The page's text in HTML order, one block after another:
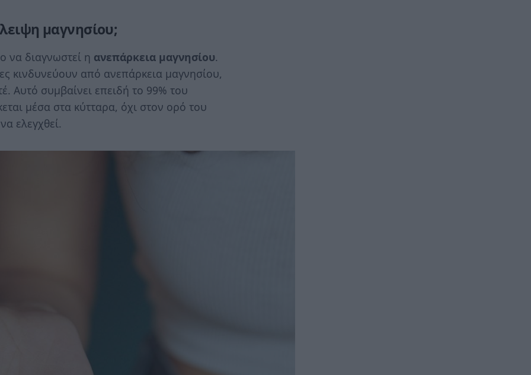
μαγνησίου;
να διαγνωστεί η ανεπάρκεια μαγνησίου.
κινδυνεύουν από ανεπάρκεια μαγνησίου,
Αυτό συμβαίνει επειδή το 99% του
μέσα στα κύτταρα, όχι στον ορό του
ελεγχθεί.